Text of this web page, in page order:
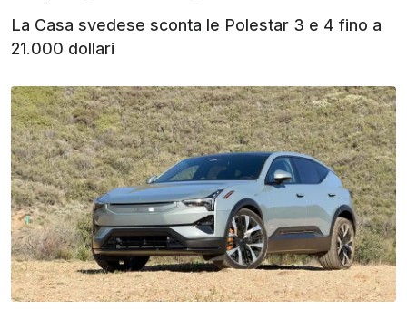
La Casa svedese sconta le Polestar 3 e 4 fino a
21.000 dollari